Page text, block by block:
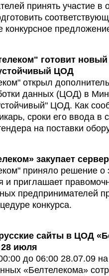
принять участие в
готовит новый
ЦОД
открыл
данных (ЦОД) в
ЦОД. Как
сроки его ввода в
на поставки
закупает
приняло решение о
и приглашает
предпринимателей
конкурса.
сайты в ЦОД
июля
до 06:00 28.07.09
«Белтелекома»